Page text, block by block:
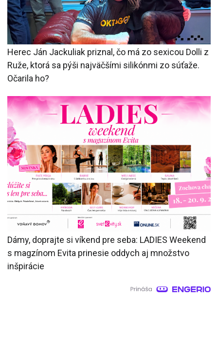
Herec Ján Jackuliak priznal, čo má zo sexicou Dolli z
Ruže, ktorá sa pýši najväčšími silikónmi zo súťaže.
Očarila ho?
Dámy, doprajte si víkend pre seba: LADIES Weekend
s magzínom Evita prinesie oddych aj množstvo
inšpirácie